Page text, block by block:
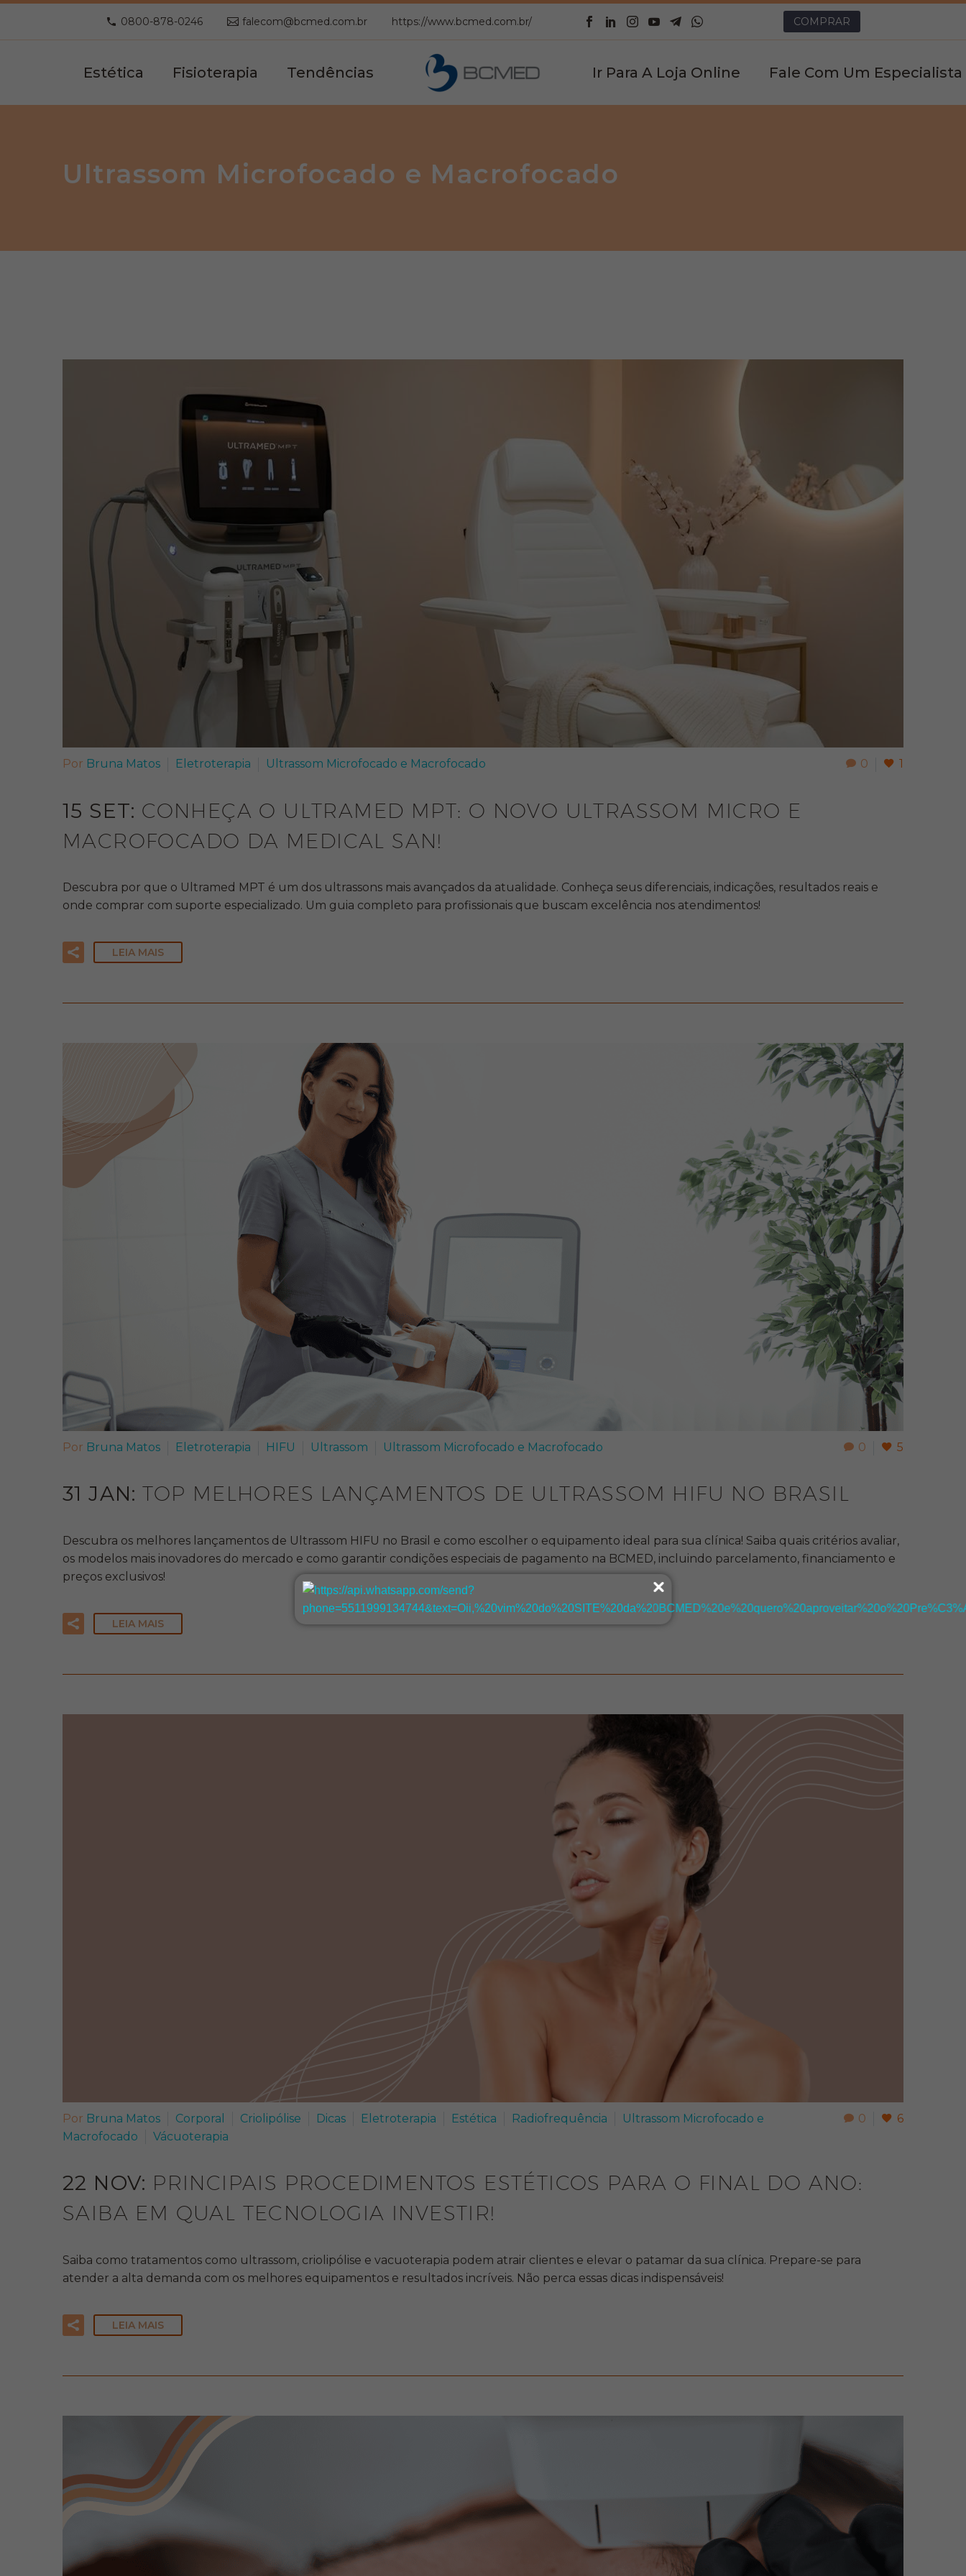
0800-878-0246 falecom@bcmed.com.br https://www.bcmed.com.br/ COMPRAR
Estética Fisioterapia Tendências Ir Para A Loja Online Fale Com Um Especialista
Ultrassom Microfocado e Macrofocado
0 1
Por Bruna Matos Eletroterapia Ultrassom Microfocado e Macrofocado
15 SET: CONHEÇA O ULTRAMED MPT: O NOVO ULTRASSOM MICRO E
MACROFOCADO DA MEDICAL SAN!
Descubra por que o Ultramed MPT é um dos ultrassons mais avançados da atualidade. Conheça seus diferenciais, indicações, resultados reais e
onde comprar com suporte especializado. Um guia completo para profissionais que buscam excelência nos atendimentos!
LEIA MAIS
0 5
Por Bruna Matos Eletroterapia HIFU Ultrassom Ultrassom Microfocado e Macrofocado
31 JAN:TOP MELHORES LANÇAMENTOS DE ULTRASSOM HIFU NO BRASIL
Descubra os melhores lançamentos de Ultrassom HIFU no Brasil e como escolher o equipamento ideal para sua clínica! Saiba quais critérios avaliar,
os modelos mais inovadores do mercado e como garantir condições especiais de pagamento na BCMED, incluindo parcelamento, financiamento e
preços exclusivos!
LEIA MAIS
0 6
Por Bruna Matos Corporal Criolipólise Dicas Eletroterapia Estética Radiofrequência
Ultrassom Microfocado e
Macrofocado
Vácuoterapia
22 NOV: PRINCIPAIS PROCEDIMENTOS ESTÉTICOS PARA O FINAL DO ANO:
SAIBA EM QUAL TECNOLOGIA INVESTIR!
Saiba como tratamentos como ultrassom, criolipólise e vacuoterapia podem atrair clientes e elevar o patamar da sua clínica. Prepare-se para
atender a alta demanda com os melhores equipamentos e resultados incríveis. Não perca essas dicas indispensáveis!
LEIA MAIS